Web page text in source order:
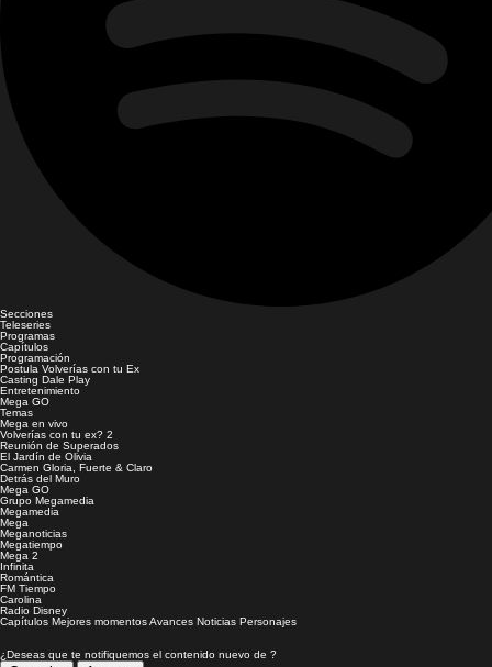
Secciones
Teleseries
Programas
Capítulos
Programación
Postula Volverías con tu Ex
Casting Dale Play
Entretenimiento
Mega GO
Temas
Mega en vivo
Volverías con tu ex? 2
Reunión de Superados
El Jardín de Olivia
Carmen Gloria, Fuerte & Claro
Detrás del Muro
Mega GO
Grupo Megamedia
Megamedia
Mega
Meganoticias
Megatiempo
Mega 2
Infinita
Romántica
FM Tiempo
Carolina
Radio Disney
Capítulos Mejores momentosAvances Noticias Personajes
¿Deseas que te notifiquemos el contenido nuevo de ?